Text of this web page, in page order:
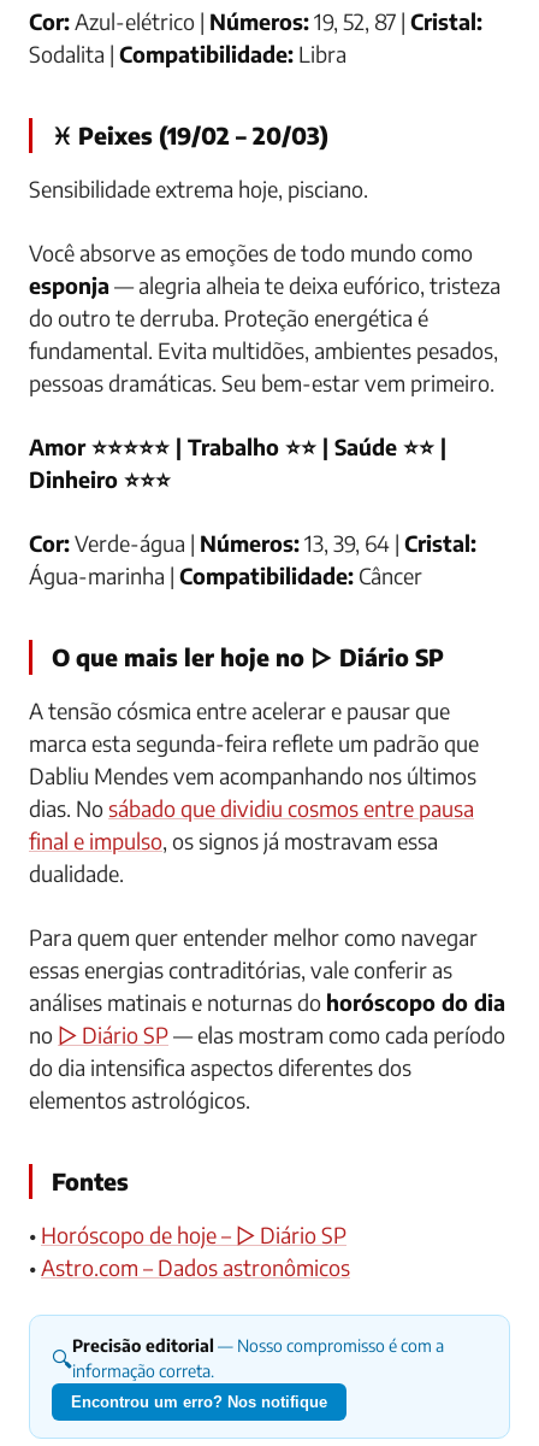
Cor:Azul-elétrico | Números:19, 52, 87 | Cristal:
Sodalita | Compatibilidade: Libra
♓ Peixes (19/02 – 20/03)
Sensibilidade extrema hoje, pisciano.
Você absorve as emoções de todo mundo como
esponja — alegria alheia te deixa eufórico, tristeza
do outro te derruba. Proteção energética é
fundamental. Evita multidões, ambientes pesados,
pessoas dramáticas. Seu bem-estar vem primeiro.
Amor ⭐⭐⭐⭐⭐ | Trabalho ⭐⭐ | Saúde ⭐⭐ |
Dinheiro ⭐⭐⭐
Cor:Verde-água | Números:13, 39, 64 | Cristal:
Água-marinha | Compatibilidade: Câncer
O que mais ler hoje no ▷ Diário SP
A tensão cósmica entre acelerar e pausar que
marca esta segunda-feira reflete um padrão que
Dabliu Mendes vem acompanhando nos últimos
dias. Nosábado que dividiu cosmos entre pausa
final e impulso, os signos já mostravam essa
dualidade.
Para quem quer entender melhor como navegar
essas energias contraditórias, vale conferir as
análises matinais e noturnas do horóscopo do dia
no ▷ Diário SP— elas mostram como cada período
do dia intensifica aspectos diferentes dos
elementos astrológicos.
Fontes
• Horóscopo de hoje – ▷ Diário SP
•Astro.com – Dados astronômicos
🔍Precisão editorial — Nosso compromisso é com a
informação correta.
Encontrou um erro? Nos notifique